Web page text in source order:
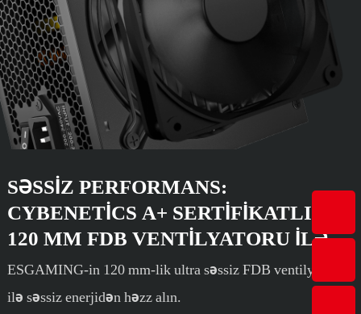
SƏSSIZ PERFORMANS:
CYBENETICS A+ SERTIFIKATLI
120 MM FDB VENTILYATORU ILƏ
ESGAMING-in 120 mm-lik ultra səssiz FDB ventilyatoru
ilə səssiz enerjidən həzz alın.